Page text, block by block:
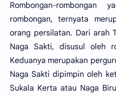
Rombongan-
rombongan, ternyata
orang persilatan. Dari arah
Naga Sakti, disusul oleh
Keduanya merupakan
Naga Sakti dipimpin oleh
Sukala Kerta atau Naga